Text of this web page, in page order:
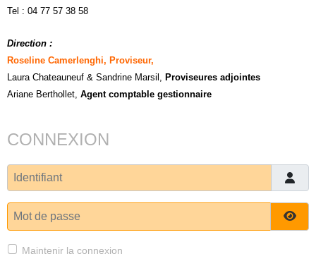
Tel : 04 77 57 38 58
Direction :
Roseline Camerlenghi, Proviseur,
Laura Chateauneuf & Sandrine Marsil
Proviseures adjointes
Ariane Berthollet, Agent comptable gestionnaire
CONNEXION
Identifiant
Mot de passe
Maintenir la connexion